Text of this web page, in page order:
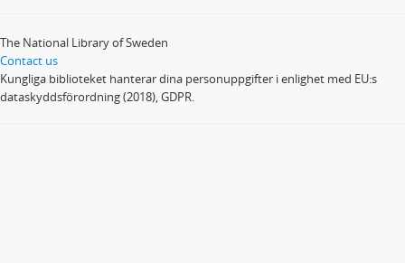
The National Library of Sweden
Contact us
Kungliga biblioteket hanterar dina personuppgifter i enlighet med EU:s
dataskyddsförordning (2018), GDPR.